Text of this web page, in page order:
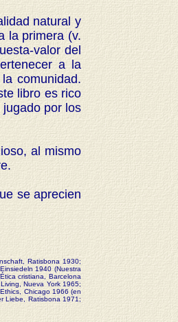
natural y
la primera (v.
valor del
a la
comunidad.
libro es rico
por los
al mismo
se aprecien
Ratisbona 1930;
1940 (Nuestra
cristiana, Barcelona
Nueva York 1965;
Chicago 1966 (en
Liebe, Ratisbona 1971;